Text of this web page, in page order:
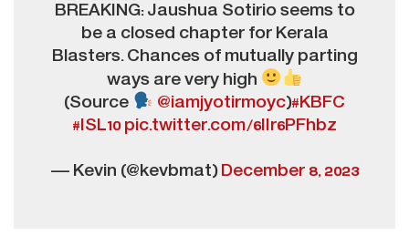
BREAKING: Jaushua Sotirio seems to
be a closed chapter for Kerala
Blasters. Chances of mutually parting
ways are very high
(Source
@iamjyotirmoyc)#KBFC
#ISL10 pic.twitter.com/6IIr6PFhbz
— Kevin (@kevbmat)December 8, 2023